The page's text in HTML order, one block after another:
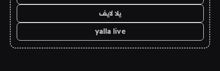
يلا لايف
yalla live